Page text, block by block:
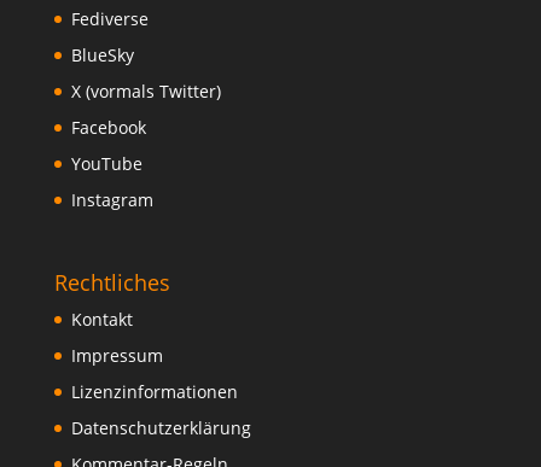
Fediverse
BlueSky
X (vormals Twitter)
Facebook
YouTube
Instagram
Rechtliches
Kontakt
Impressum
Lizenzinformationen
Datenschutzerklärung